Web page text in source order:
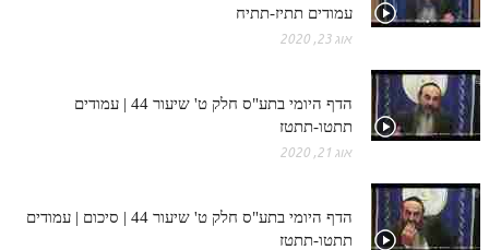
עמודים תתיז-תתיח
אוג 23, 2020
הדף היומי בתע"ס חלק ט' שיעור 44 | עמודים
תתטו-תתטז
אוג 21, 2020
הדף היומי בתע"ס חלק ט' שיעור 44 | סיכום | עמודים
תתטו-תתטז